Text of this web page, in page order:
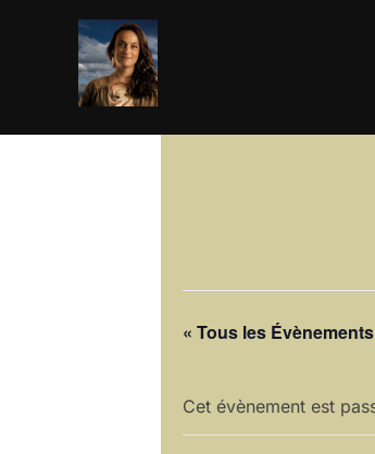
« Tous les Évènements
Cet évènement est